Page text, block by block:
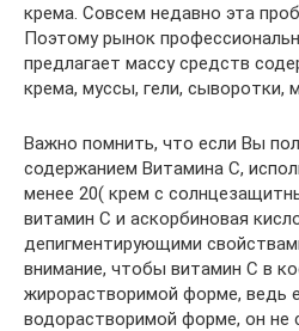
крема. Совсем недавно эта
Поэтому рынок
предлагает массу средств
крема, муссы, гели, сыворотки,
Важно помнить, что если Вы
содержанием Витамина С,
менее 20( крем с
витамин С и аскорбиновая
депигментирующими
внимание, чтобы витамин С в
жирорастворимой форме, ведь
водорастворимой форме, он не